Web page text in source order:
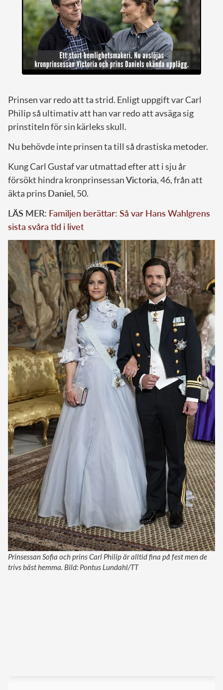
Prinsen var redo att ta strid. Enligt uppgift var Carl
Philip så ultimativ att han var redo att avsäga sig
prinstiteln för sin kärleks skull.
Nu behövde inte prinsen ta till så drastiska metoder.
Kung Carl Gustaf var utmattad efter att i sju år
försökt hindra kronprinsessanVictoria, 46, från att
äkta prins Daniel, 50.
LÄS MER: Familjen berättar: Så var Hans Wahlgrens
sista svåra tid i livet
Prinsessan Sofia och prins Carl Philip är alltid fina på fest men de
trivs bäst hemma. Bild: Pontus Lundahl/TT